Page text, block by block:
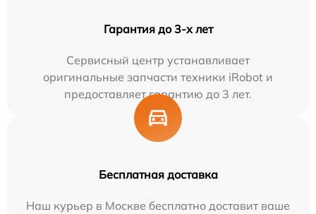
Гарантия до 3-х лет
Сервисный центр устанавливает
оригинальные запчасти техники iRobot и
предоставляет гарантию до 3 лет.
Бесплатная доставка
Наш курьер в Москве бесплатно доставит ваше